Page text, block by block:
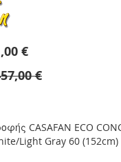
€
€
CASAFAN ECO
Light Gray 60 (152cm)